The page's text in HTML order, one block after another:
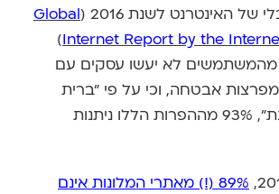
של האינטרנט לשנת 2016 (
Global
Internet Report by the
)
קבע כי כ-60% מהמשתמשים לא יעשו עסקים עם
אבטחה, וכי על פי "ברית
הנאמנות המקוונת", 93% מההפרות הללו ניתנות
89% (!) מאתרי המלונות אינם